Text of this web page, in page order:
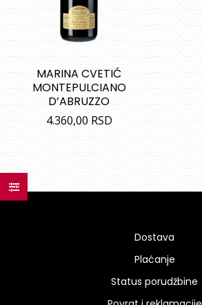
MARINA CVETIĆ
MONTEPULCIANO
D’ABRUZZO
4.360,00 RSD
Dostava
Plaćanje
Status porudžbine